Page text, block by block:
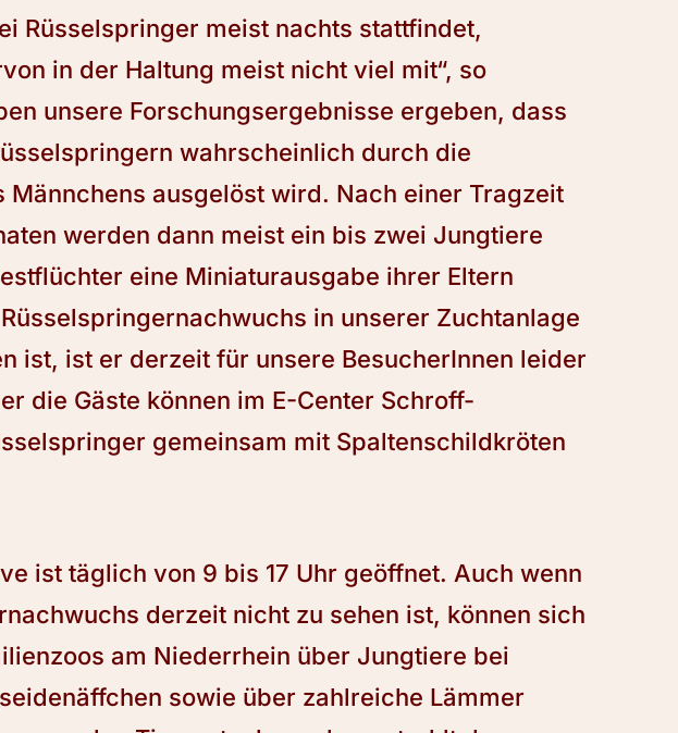
Rüsselspringer meist nachts stattfindet,
in der Haltung meist nicht viel mit“, so
unsere Forschungsergebnisse ergeben, dass
wahrscheinlich durch die
Männchens ausgelöst wird. Nach einer Tragzeit
werden dann meist ein bis zwei Jungtiere
eine Miniaturausgabe ihrer Eltern
in unserer Zuchtanlage
ist, ist er derzeit für unsere BesucherInnen leider
die Gäste können im E-Center Schroff-
gemeinsam mit Spaltenschildkröten
ist täglich von 9 bis 17 Uhr geöffnet. Auch wenn
derzeit nicht zu sehen ist, können sich
am Niederrhein über Jungtiere bei
sowie über zahlreiche Lämmer